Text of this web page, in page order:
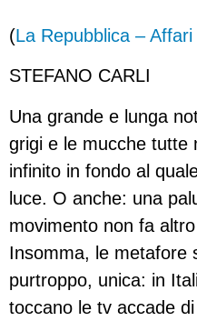
(La Repubblica –
STEFANO CARLI
Una grande e lunga
grigi e le mucche tutte
infinito in fondo al
luce. O anche: una
movimento non fa
Insomma, le metafore
purtroppo, unica: in
toccano le tv accade